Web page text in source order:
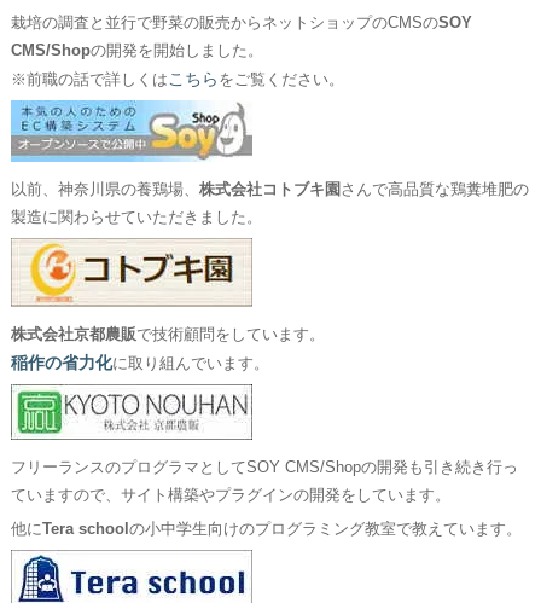
栽培の調査と並行で野菜の販売からネットショップのCMSのSOY
CMS/Shopの開発を開始しました。
※前職の話で詳しくは こちら をご覧ください。
以前、神奈川県の養鶏場、 株式会社コトブキ園 さんで高品質な鶏糞堆肥の
製造に関わらせていただきました。
株式会社京都農販で技術顧問をしています。
稲作の省力化に取り組んでいます。
フリーランスのプログラマとしてSOY CMS/Shopの開発も引き続き行っ
ていますので、サイト構築やプラグインの開発をしています。
他にTera school の小中学生向けのプログラミング教室で教えています。